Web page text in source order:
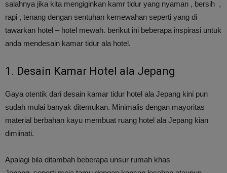
salahnya jika kita mengiginkan kamr tidur yang nyaman , bersih ,
rapi , tenang dengan sentuhan kemewahan seperti yang di
tawarkan hotel – hotel mewah. berikut ini beberapa inspirasi untuk
anda mendesain kamar tidur ala hotel.
1. Desain Kamar Hotel ala Jepang
Gaya otentik dari desain kamar tidur hotel ala Jepang kini pun
sudah mulai banyak ditemukan. Minimalis dengan mayoritas
material berbahan kayu membuat ruang hotel ala Jepang kian
dimiinati.
Apalagi bila ditambah beberapa unsur rumah khas